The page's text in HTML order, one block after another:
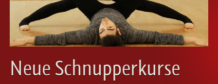
Emotion Pur
Meisterschaften
Projekte
Vorstellungen
Workshops
Galerie
Neue Schnupperkurse